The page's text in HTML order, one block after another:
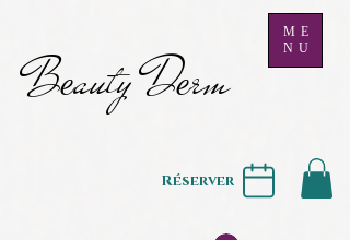
Beauty Derm
ME
NU
Réserver